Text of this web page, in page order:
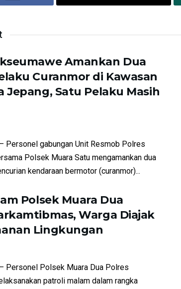
Amankan Dua
Curanmor di Kawasan
Jepang, Satu Pelaku Masih
Personel gabungan Unit Resmob Polres
Polsek Muara Satu mengamankan dua
kendaraan bermotor (curanmor)...
Polsek Muara Dua
Warga Diajak
Lingkungan
Personel Polsek Muara Dua Polres
patroli malam dalam rangka